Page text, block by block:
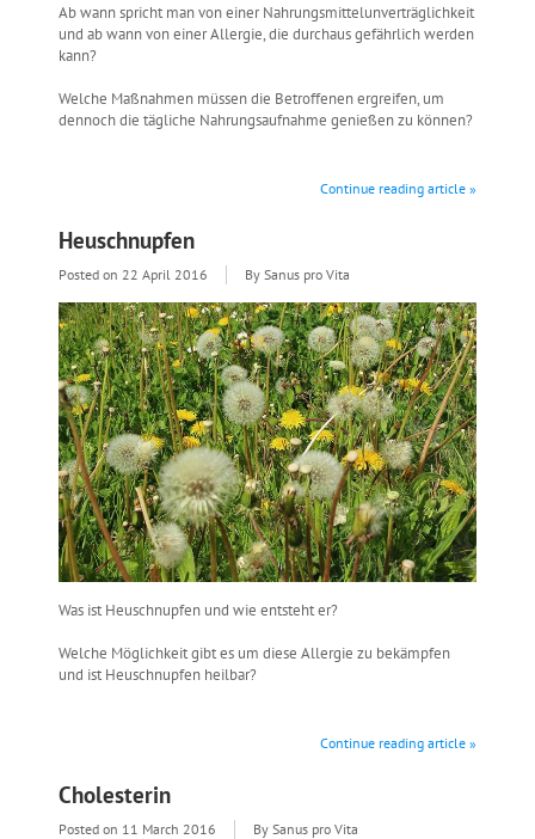
Ab wann spricht man von einer Nahrungsmittelunverträglichkeit
und ab wann von einer Allergie, die durchaus gefährlich werden
kann?
Welche Maßnahmen müssen die Betroffenen ergreifen, um
dennoch die tägliche Nahrungsaufnahme genießen zu können?
Continue reading article »
Heuschnupfen
Posted on 22 April 2016 By Sanus pro Vita
Was ist Heuschnupfen und wie entsteht er?
Welche Möglichkeit gibt es um diese Allergie zu bekämpfen
und ist Heuschnupfen heilbar?
Continue reading article »
Cholesterin
Posted on 11 March 2016 By Sanus pro Vita